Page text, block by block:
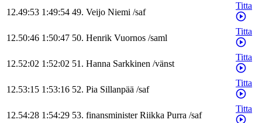
12.49:53 1:49:54 49. Veijo Niemi /saf
Titta
12.50:46 1:50:47 50. Henrik Vuornos /saml
Titta
12.52:02 1:52:02 51. Hanna Sarkkinen /vänst
Titta
12.53:15 1:53:16 52. Pia Sillanpää /saf
Titta
12.54:28 1:54:29 53. finansminister Riikka Purra /saf
Titta